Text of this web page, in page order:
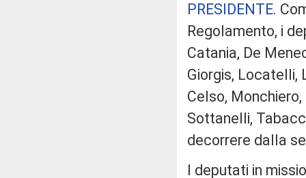
PRESIDENTE.
Regolamento, i
Catania, De
Giorgis, Locatelli,
Celso,
Sottanelli,
decorrere dalla
I deputati in